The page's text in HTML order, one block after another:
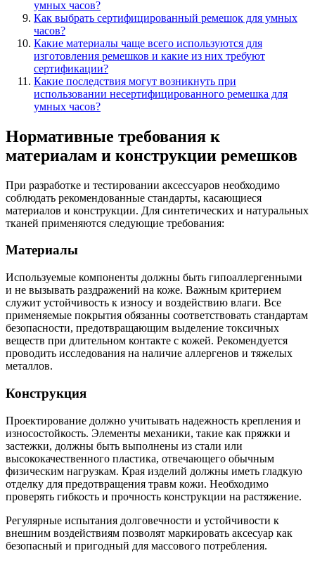
умных часов?
Как выбрать сертифицированный ремешок для умных
часов?
Какие материалы чаще всего используются для
изготовления ремешков и какие из них требуют
сертификации?
Какие последствия могут возникнуть при
использовании несертифицированного ремешка для
умных часов?
Нормативные требования к
материалам и конструкции ремешков
При разработке и тестировании аксессуаров необходимо
соблюдать рекомендованные стандарты, касающиеся
материалов и конструкции. Для синтетических и натуральных
тканей применяются следующие требования:
Материалы
Используемые компоненты должны быть гипоаллергенными
и не вызывать раздражений на коже. Важным критерием
служит устойчивость к износу и воздействию влаги. Все
применяемые покрытия обязанны соответствовать стандартам
безопасности, предотвращающим выделение токсичных
веществ при длительном контакте с кожей. Рекомендуется
проводить исследования на наличие аллергенов и тяжелых
металлов.
Конструкция
Проектирование должно учитывать надежность крепления и
износостойкость. Элементы механики, такие как пряжки и
застежки, должны быть выполнены из стали или
высококачественного пластика, отвечающего обычным
физическим нагрузкам. Края изделий должны иметь гладкую
отделку для предотвращения травм кожи. Необходимо
проверять гибкость и прочность конструкции на растяжение.
Регулярные испытания долговечности и устойчивости к
внешним воздействиям позволят маркировать аксесуар как
безопасный и пригодный для массового потребления.